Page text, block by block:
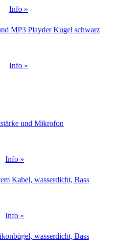
Info »
MP3 Playder Kugel schwarz
Info »
und Mikrofon
Info »
Kabel, wasserdicht, Bass
Info »
wasserdicht, Bass